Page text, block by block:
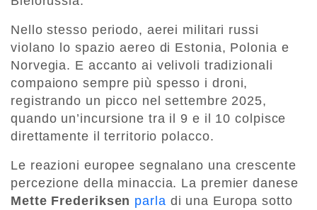
Nello stesso periodo, aerei militari russi
violano lo spazio aereo di Estonia, Polonia e
Norvegia. E accanto ai velivoli tradizionali
compaiono sempre più spesso i droni,
registrando un picco nel settembre 2025,
quando un’incursione tra il 9 e il 10 colpisce
direttamente il territorio polacco.
Le reazioni europee segnalano una crescente
percezione della minaccia. La premier danese
Mette Frederiksen parla di una Europa sotto